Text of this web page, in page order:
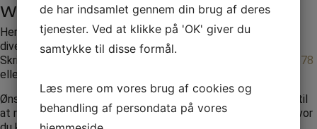
workshop med Katrine Bille
Her hos RW Production står vi altid klar til at hjælpe med
diverse spørgsmål, vi vil svare tilbage så hurtigt som muligt.
Skriv en forespørgsel via formularen eller ring til
+45 70261678
eller
Ønsker du yderligere oplysninger og priser er du velkommen til
at ringe eller sende en mail, se vores bookingforespørgsel, hvor
de har indsamlet gennem din brug af deres
tjenester. Ved at klikke på 'OK' giver du
samtykke til disse formål.
Læs mere om vores brug af cookies og
behandling af persondata på vores